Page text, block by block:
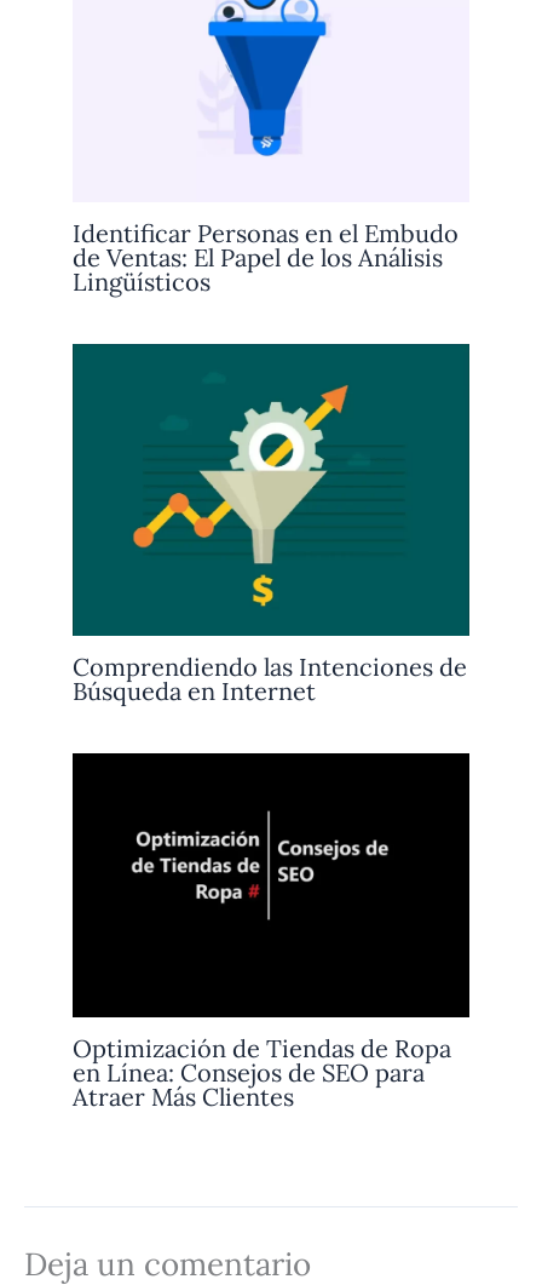
Identificar Personas en el Embudo
de Ventas: El Papel de los Análisis
Lingüísticos
Comprendiendo las Intenciones de
Búsqueda en Internet
Optimización de Tiendas de Ropa
en Línea: Consejos de SEO para
Atraer Más Clientes
Deja un comentario